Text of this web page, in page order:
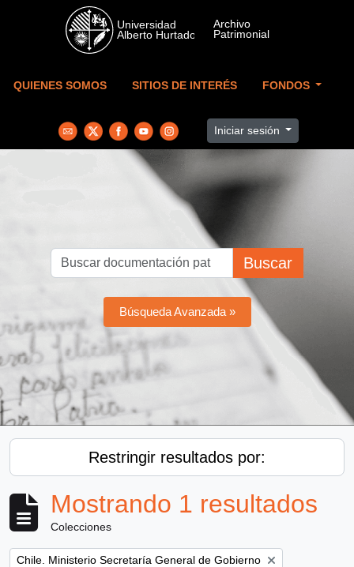
Skip to main content
QUIENES SOMOS SITIOS DE INTERÉS FONDOS
Iniciar sesión
Buscar
Búsqueda Avanzada »
Restringir resultados por:
Mostrando 1 resultados
Colecciones
Remove filter:
Chile. Ministerio Secretaría General de Gobierno